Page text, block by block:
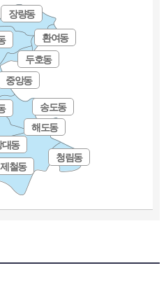
장량동
환여동
두호동
중앙동
송도동
해도동
대동
청림동
제철동